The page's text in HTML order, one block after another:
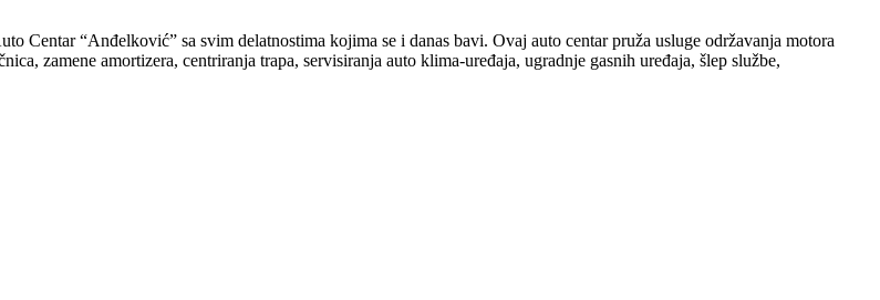
Centar “Anđelković” sa svim delatnostima kojima se i danas bavi. Ovaj auto centar pruža usluge održavanja motora
zamene amortizera, centriranja trapa, servisiranja auto klima-uređaja, ugradnje gasnih uređaja, šlep službe,